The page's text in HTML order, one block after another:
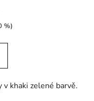
%)
khaki zelené barvě.